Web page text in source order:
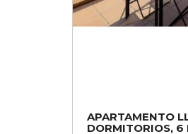
APARTAMENTO
DORMITORIOS, 6